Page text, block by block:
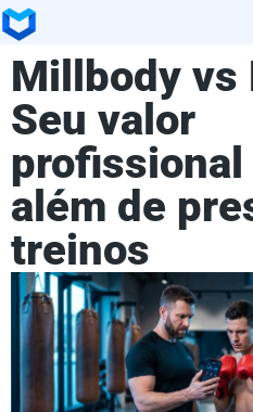
Millbody vs
Seu valor
profissional
além de
treinos